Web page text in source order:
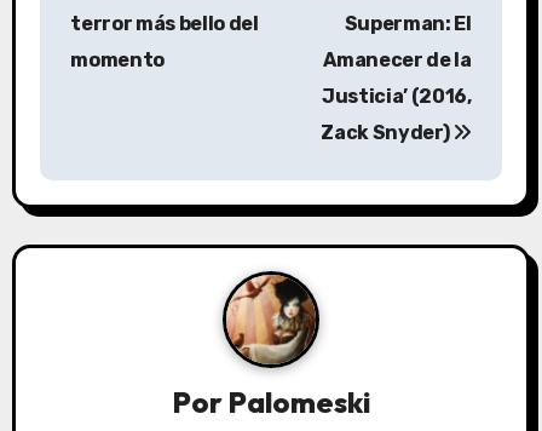
a
c
terror más bello del
momento
Superman: El
Amanecer de la
Justicia’ (2016,
Zack Snyder)
Por Palomeski